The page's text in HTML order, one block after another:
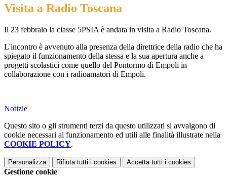
Visita a Radio Toscana
Il 23 febbraio la classe 5PSIA è andata in visita a Radio Toscana.
L'incontro è avvenuto alla presenza della direttrice della radio che ha
spiegato il funzionamento della stessa e la sua apertura anche a
progetti scolastici come quello del Pontormo di Empoli in
collaborazione con i radioamatori di Empoli.
Notizie
Questo sito o gli strumenti terzi da questo utilizzati si avvalgono di
cookie necessari al funzionamento ed utili alle finalità illustrate nella
COOKIE POLICY.
Personalizza Rifiuta tutti i cookies Accetta tutti i cookies
Gestione cookie